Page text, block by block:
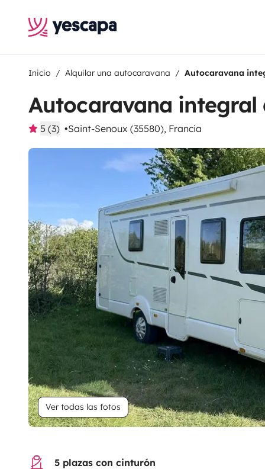
Inicio Alquilar una autocaravana Autocaravana
Autocaravana integral
5 (3) Saint-Senoux (35580), Francia
Ver todas las fotos
5 plazas con cinturón